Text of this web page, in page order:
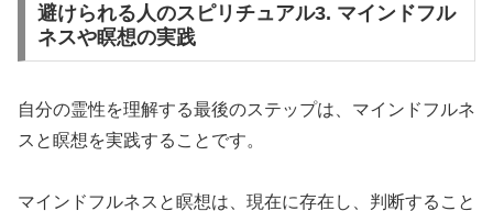
避けられる人のスピリチュアル3. マインドフル
ネスや瞑想の実践
自分の霊性を理解する最後のステップは、マインドフルネ
スと瞑想を実践することです。
マインドフルネスと瞑想は、現在に存在し、判断すること